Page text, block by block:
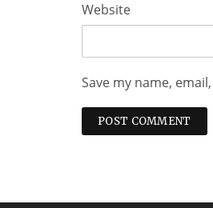
Website
Save my name,